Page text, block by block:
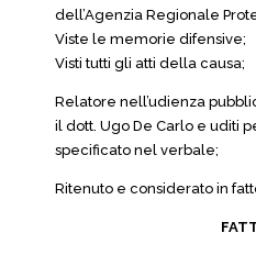
dell’Agenzia Regionale
Viste le memorie difensive;
Visti tutti gli atti della causa;
Relatore nell’udienza
il dott. Ugo De Carlo e uditi
specificato nel verbale;
Ritenuto e considerato in